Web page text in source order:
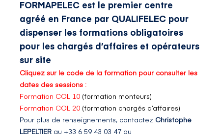
FORMAPELEC est le premier centre
agréé en France par QUALIFELEC pour
dispenser les formations obligatoires
pour les chargés d’affaires et opérateurs
sur site
Cliquez sur le code de la formation pour consulter les
dates des sessions :
Formation COL 10 (formation monteurs)
Formation COL 20 (formation chargés d’affaires)
Pour plus de renseignements, contactez Christophe
LEPELTIER au +33 6 59 43 03 47 ou